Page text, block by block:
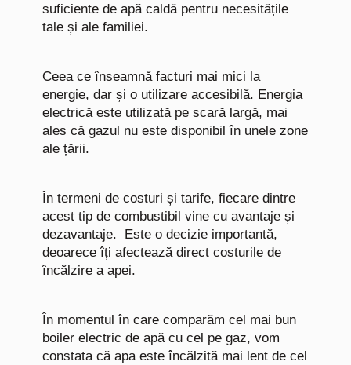
suficiente de apă caldă pentru necesitățile
tale și ale familiei.
Ceea ce înseamnă facturi mai mici la
energie, dar și o utilizare accesibilă. Energia
electrică este utilizată pe scară largă, mai
ales că gazul nu este disponibil în unele zone
ale țării.
În termeni de costuri și tarife, fiecare dintre
acest tip de combustibil vine cu avantaje și
dezavantaje. Este o decizie importantă,
deoarece îți afectează direct costurile de
încălzire a apei.
În momentul în care comparăm cel mai bun
boiler electric de apă cu cel pe gaz, vom
constata că apa este încălzită mai lent de cel